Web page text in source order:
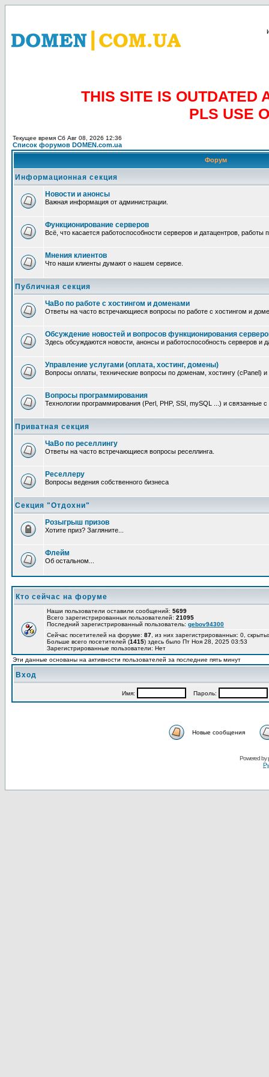
THIS SITE IS OUTDATED
PLS USE
Текущее время Сб Авг 08, 2026 12:36
Список форумов DOMEN.com.ua
Форум
Информационная секция
Новости и анонсы
Важная информация от администрации.
Функционирование серверов
Всё, что касается работоспособности серверов и датацентров, работы
Мнения клиентов
Что наши клиенты думают о нашем сервисе.
Публичная секция
ЧаВо по работе с хостингом и доменами
Ответы на часто встречающиеся вопросы по работе с хостингом и
Обсуждение новостей и вопросов функционирования
Здесь обсуждаются новости, анонсы и работоспособность серверов и
Управление услугами (оплата, хостинг, домены)
Вопросы оплаты, технические вопросы по доменам, хостингу (cPanel)
Вопросы программирования
Технологии программирования (Perl, PHP, SSI, mySQL ...) и связанные
Приватная секция
ЧаВо по реселлингу
Ответы на часто встречающиеся вопросы реселлинга.
Реселлеру
Вопросы ведения собственного бизнеса
Секция "Отдохни"
Розыгрыш призов
Хотите приз? Загляните...
Флейм
Об остальном...
Кто сейчас на форуме
Наши пользователи оставили сообщений: 5699
Всего зарегистрированных пользователей: 21095
Последний зарегистрированный пользователь: gebov94300
Сейчас посетителей на форуме: 87 , из них зарегистрированных: 0,
Больше всего посетителей (1415) здесь было Пт Ноя 28, 2025 03:53
Зарегистрированные пользователи: Нет
Эти данные основаны на активности пользователей за последние пять минут
Вход
Имя: Пароль:
Новые сообщения
Powered by